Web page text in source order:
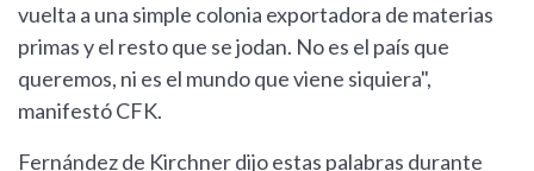
vuelta a una simple colonia exportadora de materias
primas y el resto que se jodan. No es el país que
queremos, ni es el mundo que viene siquiera",
manifestó CFK.
Fernández de Kirchner dijo estas palabras durante